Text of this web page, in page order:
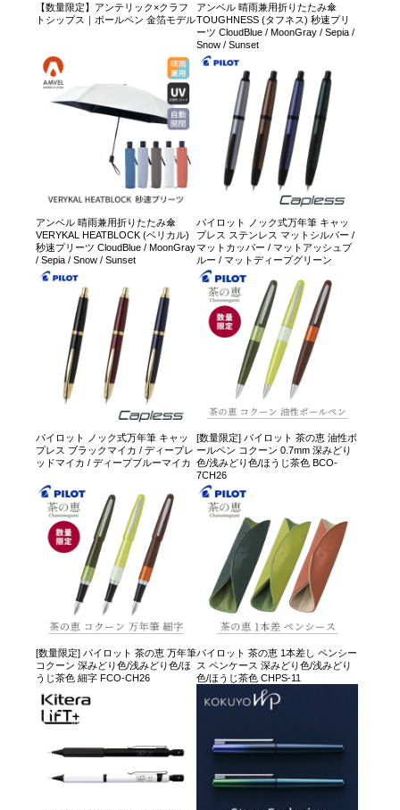
【数量限定】アンテリック×クラフ
トシップス｜ボールペン 金箔モデル
アンベル 晴雨兼用折りたたみ傘
TOUGHNESS (タフネス) 秒速プリ
ーツ CloudBlue / MoonGray / Sepia /
Snow / Sunset
アンベル 晴雨兼用折りたたみ傘
VERYKAL HEATBLOCK (ベリカル)
秒速プリーツ CloudBlue / MoonGray
/ Sepia / Snow / Sunset
パイロット ノック式万年筆 キャッ
プレス ステンレス マットシルバー /
マットカッパー / マットアッシュブ
ルー / マットディープグリーン
パイロット ノック式万年筆 キャッ
プレス ブラックマイカ / ディープレ
ッドマイカ / ディープブルーマイカ
[数量限定] パイロット 茶の恵 油性ボ
ールペン コクーン 0.7mm 深みどり
色/浅みどり色/ほうじ茶色 BCO-
7CH26
[数量限定] パイロット 茶の恵 万年筆
コクーン 深みどり色/浅みどり色/ほ
うじ茶色 細字 FCO-CH26
パイロット 茶の恵 1本差し ペンシー
ス ペンケース 深みどり色/浅みどり
色/ほうじ茶色 CHPS-11